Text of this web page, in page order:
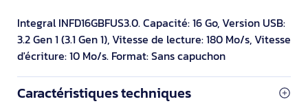
Integral INFD16GBFUS3.0. Capacité: 16 Go, Version USB:
3.2 Gen 1 (3.1 Gen 1), Vitesse de lecture: 180 Mo/s, Vitesse
d'écriture: 10 Mo/s. Format: Sans capuchon
Caractéristiques techniques